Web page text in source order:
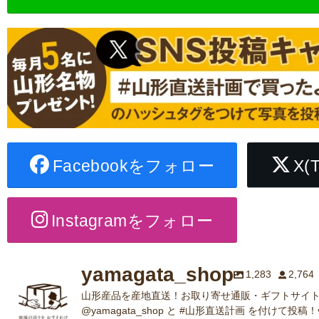
Facebookをフォロー
Instagramをフォロー
yamagata_shop 1,283
2,764
山形産品を産地直送！お取り寄せ通販・ギフトサイ
@yamagata_shop と #山形直送計画 を付けて投稿